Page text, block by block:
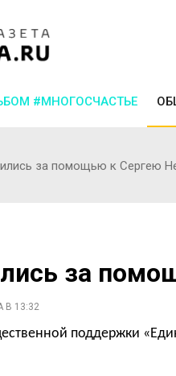
#МНОГОСЧАСТЬЕ
за помощью к Сергею
за
В 13:32
поддержки